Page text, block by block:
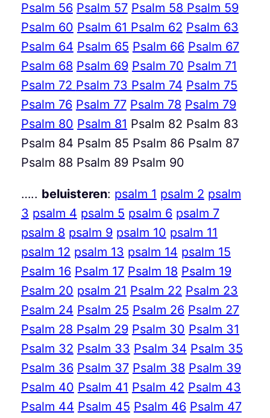
Psalm 56 Psalm 57 Psalm 58 Psalm 59
Psalm 60 Psalm 61 Psalm 62 Psalm 63
Psalm 64 Psalm 65 Psalm 66 Psalm 67
Psalm 68 Psalm 69 Psalm 70 Psalm 71
Psalm 72 Psalm 73 Psalm 74 Psalm 75
Psalm 76 Psalm 77 Psalm 78 Psalm 79
Psalm 80 Psalm 81 Psalm 82 Psalm 83
Psalm 84 Psalm 85 Psalm 86 Psalm 87
Psalm 88 Psalm 89 Psalm 90
….. beluisteren: psalm 1 psalm 2 psalm
3 psalm 4 psalm 5 psalm 6 psalm 7
psalm 8 psalm 9 psalm 10 psalm 11
psalm 12 psalm 13 psalm 14 psalm 15
Psalm 16 Psalm 17 Psalm 18 Psalm 19
Psalm 20 psalm 21 Psalm 22 Psalm 23
Psalm 24 Psalm 25 Psalm 26 Psalm 27
Psalm 28 Psalm 29 Psalm 30 Psalm 31
Psalm 32 Psalm 33 Psalm 34 Psalm 35
Psalm 36 Psalm 37 Psalm 38 Psalm 39
Psalm 40 Psalm 41 Psalm 42 Psalm 43
Psalm 44 Psalm 45 Psalm 46 Psalm 47